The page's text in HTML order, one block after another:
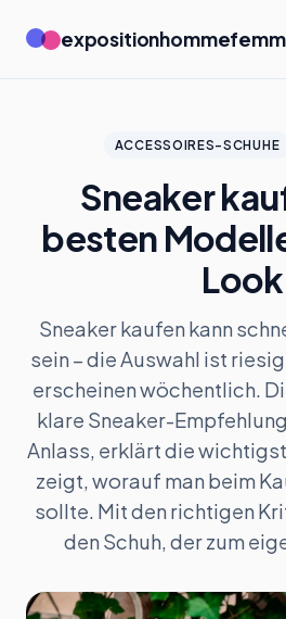
ACCESSOIRES-SCHUHE
Sneaker
besten
Look
Sneaker kaufen kann
sein – die Auswahl ist
erscheinen wöchentlich.
klare Sneaker-
Anlass, erklärt die
zeigt, worauf man beim
sollte. Mit den richtigen
den Schuh, der zum